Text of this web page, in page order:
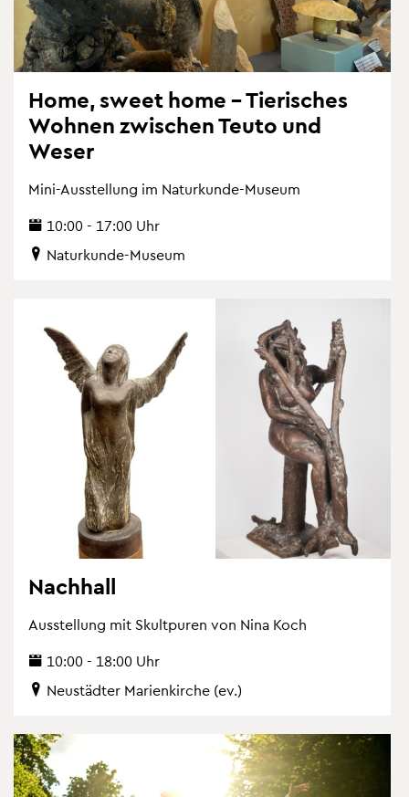
Home, sweet home – Tie­ri­sches
Woh­nen zwi­schen Teuto und
Weser
Mini-Aus­stel­lung im Na­tur­kun­de-Mu­se­um
10:00 - 17:00 Uhr
Na­tur­kun­de-Mu­se­um
Nach­hall
Aus­stel­lung mit Skultpu­ren von Nina Koch
10:00 - 18:00 Uhr
Neu­städ­ter Ma­ri­en­kir­che (ev.)